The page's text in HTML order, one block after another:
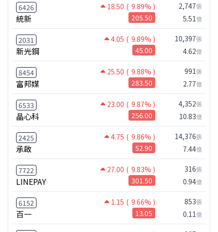
6426 18.50 ( 9.89% )
統新 205.50
2,747張
5.51億
2031 4.05 ( 9.89% )
新光鋼 45.00
10,397張
4.62億
8454 25.50 ( 9.88% )
富邦媒 283.50
991張
2.77億
6533 23.00 ( 9.87% )
晶心科 256.00
4,352張
10.83億
2425 4.75 ( 9.86% )
承啟 52.90
14,376張
7.44億
7722 27.00 ( 9.83% )
LINEPAY 301.50
316張
0.94億
6152 1.15 ( 9.66% )
百一 13.05
853張
0.11億